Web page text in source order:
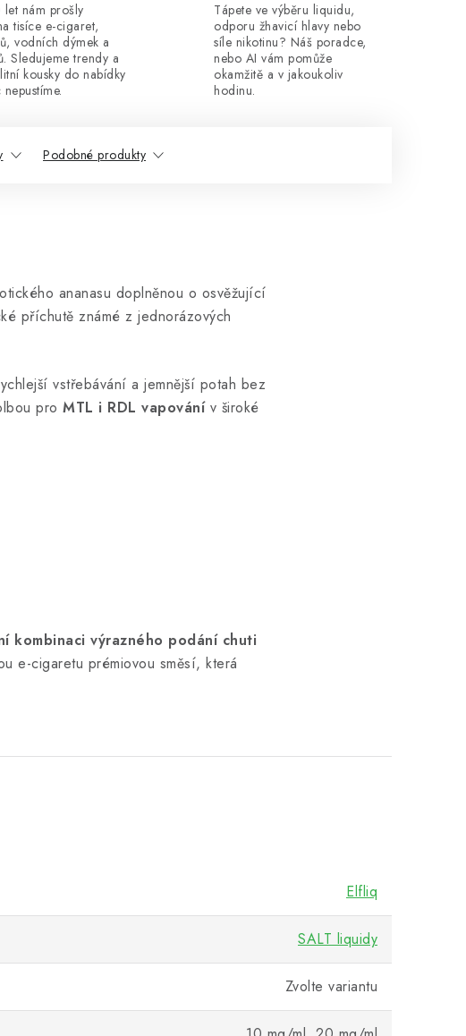
let nám prošly
tisíce e-cigaret,
vodních dýmek a
Sledujeme trendy a
kousky do nabídky
Tápete ve výběru liquidu,
odporu žhavicí hlavy nebo
síle nikotinu? Náš poradce,
nebo AI vám pomůže
okamžitě a v jakoukoliv
hodinu.
Podobné produkty
ananasu doplněnou o osvěžující
příchutě známé z jednorázových
vstřebávání a jemnější potah bez
pro MTL i RDL vapovánív široké
kombinaci výrazného podání chuti
e-cigaretu prémiovou směsí, která
Elfliq
SALT liquidy
Zvolte variantu